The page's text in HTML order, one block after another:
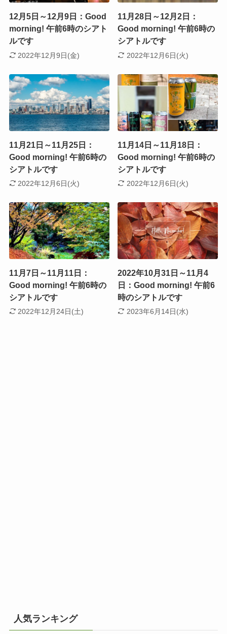
12月5日～12月9日：Good
morning! 午前6時のシアト
ルです
2022年12月9日(金)
11月28日～12月2日：
Good morning! 午前6時の
シアトルです
2022年12月6日(火)
11月21日～11月25日：
Good morning! 午前6時の
シアトルです
2022年12月6日(火)
11月14日～11月18日：
Good morning! 午前6時の
シアトルです
2022年12月6日(火)
11月7日～11月11日：
Good morning! 午前6時の
シアトルです
2022年12月24日(土)
2022年10月31日～11月4
日：Good morning! 午前6
時のシアトルです
2023年6月14日(水)
人気ランキング